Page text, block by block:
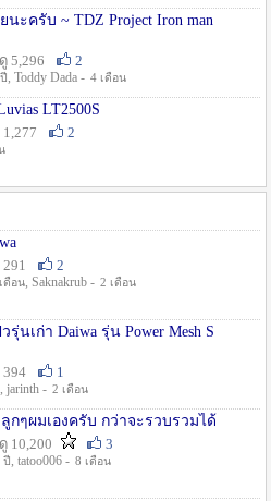
นะครับ ~ TDZ Project Iron man
5,296
2
, Toddy Dada - 4 เดือน
LT2500S
2
2
ดือน, Saknakrub - 2 เดือน
นเก่า Daiwa รุ่น Power Mesh S
1
, jarinth - 2 เดือน
กๆผมเองครับ กว่าจะรวบรวมได้
10,200
3
ปี , tatoo006 - 8 เดือน